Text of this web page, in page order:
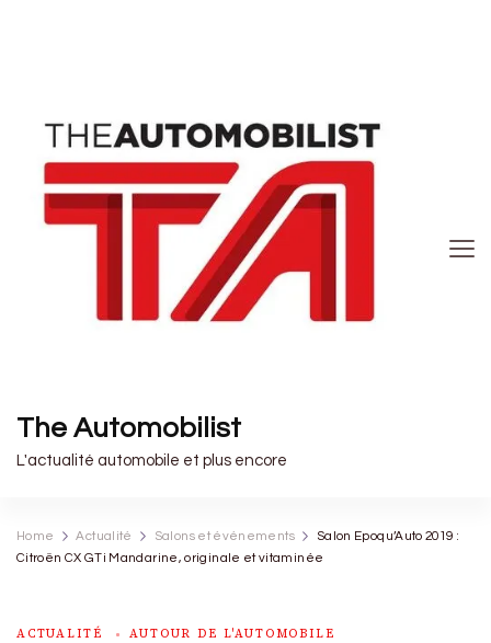
The Automobilist
L'actualité automobile et plus encore
Home Actualité Salons et événements
Salon Epoqu’Auto 2019 :
Citroën CX GTi Mandarine, originale et vitaminée
ACTUALITÉ
AUTOUR DE L'AUTOMOBILE